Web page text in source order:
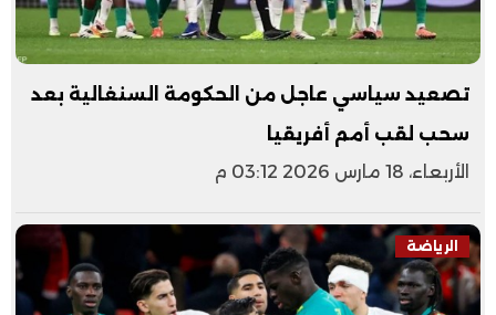
تصعيد سياسي عاجل من الحكومة السنغالية بعد
سحب لقب أمم أفريقيا
الأربعاء، 18 مارس 2026 03:12 م
الرياضة